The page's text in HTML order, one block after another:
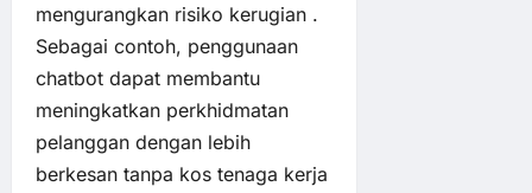
mengurangkan risiko kerugian .
Sebagai contoh, penggunaan
chatbot dapat membantu
meningkatkan perkhidmatan
pelanggan dengan lebih
berkesan tanpa kos tenaga kerja